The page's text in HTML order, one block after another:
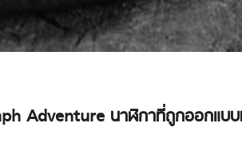
Adventure นาฬิกาที่ถูกออกแบ